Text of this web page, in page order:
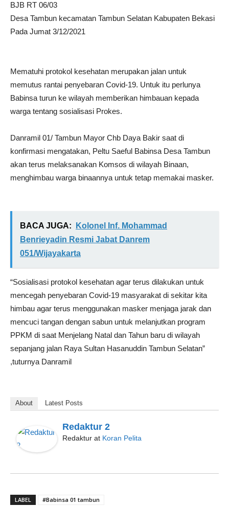
BJB RT 06/03
Desa Tambun kecamatan Tambun Selatan Kabupaten Bekasi
Pada Jumat 3/12/2021
Mematuhi protokol kesehatan merupakan jalan untuk
memutus rantai penyebaran Covid-19. Untuk itu perlunya
Babinsa turun ke wilayah memberikan himbauan kepada
warga tentang sosialisasi Prokes.
Danramil 01/ Tambun Mayor Chb Daya Bakir saat di
konfirmasi mengatakan, Peltu Saeful Babinsa Desa Tambun
akan terus melaksanakan Komsos di wilayah Binaan,
menghimbau warga binaannya untuk tetap memakai masker.
BACA JUGA:
Kolonel Inf. Mohammad
Benrieyadin Resmi Jabat Danrem
051/Wijayakarta
“Sosialisasi protokol kesehatan agar terus dilakukan untuk
mencegah penyebaran Covid-19 masyarakat di sekitar kita
himbau agar terus menggunakan masker menjaga jarak dan
mencuci tangan dengan sabun untuk melanjutkan program
PPKM di saat Menjelang Natal dan Tahun baru di wilayah
sepanjang jalan Raya Sultan Hasanuddin Tambun Selatan”
,tuturnya Danramil
About Latest Posts
Redaktur 2
Redaktur at Koran Pelita
LABEL #Babinsa 01 tambun